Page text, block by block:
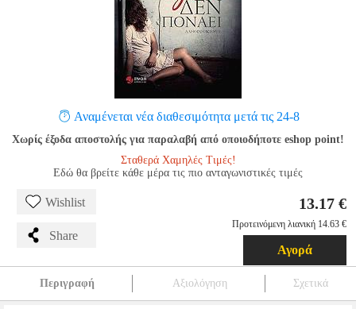
Αναμένεται νέα διαθεσιμότητα μετά τις 24-8
Χωρίς έξοδα αποστολής για παραλαβή από οποιοδήποτε eshop point!
Σταθερά Χαμηλές Τιμές!
Εδώ θα βρείτε κάθε μέρα τις πιο ανταγωνιστικές τιμές
Wishlist
Share
13.17 €
Προτεινόμενη λιανική 14.63 €
Αγορά
Περιγραφή Αξιολόγηση Σχετικά